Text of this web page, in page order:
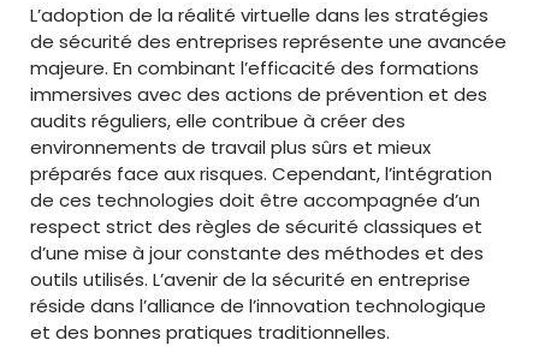
L’adoption de la réalité virtuelle dans les stratégies
de sécurité des entreprises représente une avancée
majeure. En combinant l’efficacité des formations
immersives avec des actions de prévention et des
audits réguliers, elle contribue à créer des
environnements de travail plus sûrs et mieux
préparés face aux risques. Cependant, l’intégration
de ces technologies doit être accompagnée d’un
respect strict des règles de sécurité classiques et
d’une mise à jour constante des méthodes et des
outils utilisés. L’avenir de la sécurité en entreprise
réside dans l’alliance de l’innovation technologique
et des bonnes pratiques traditionnelles.